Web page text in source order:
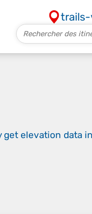
trails-
get elevation data